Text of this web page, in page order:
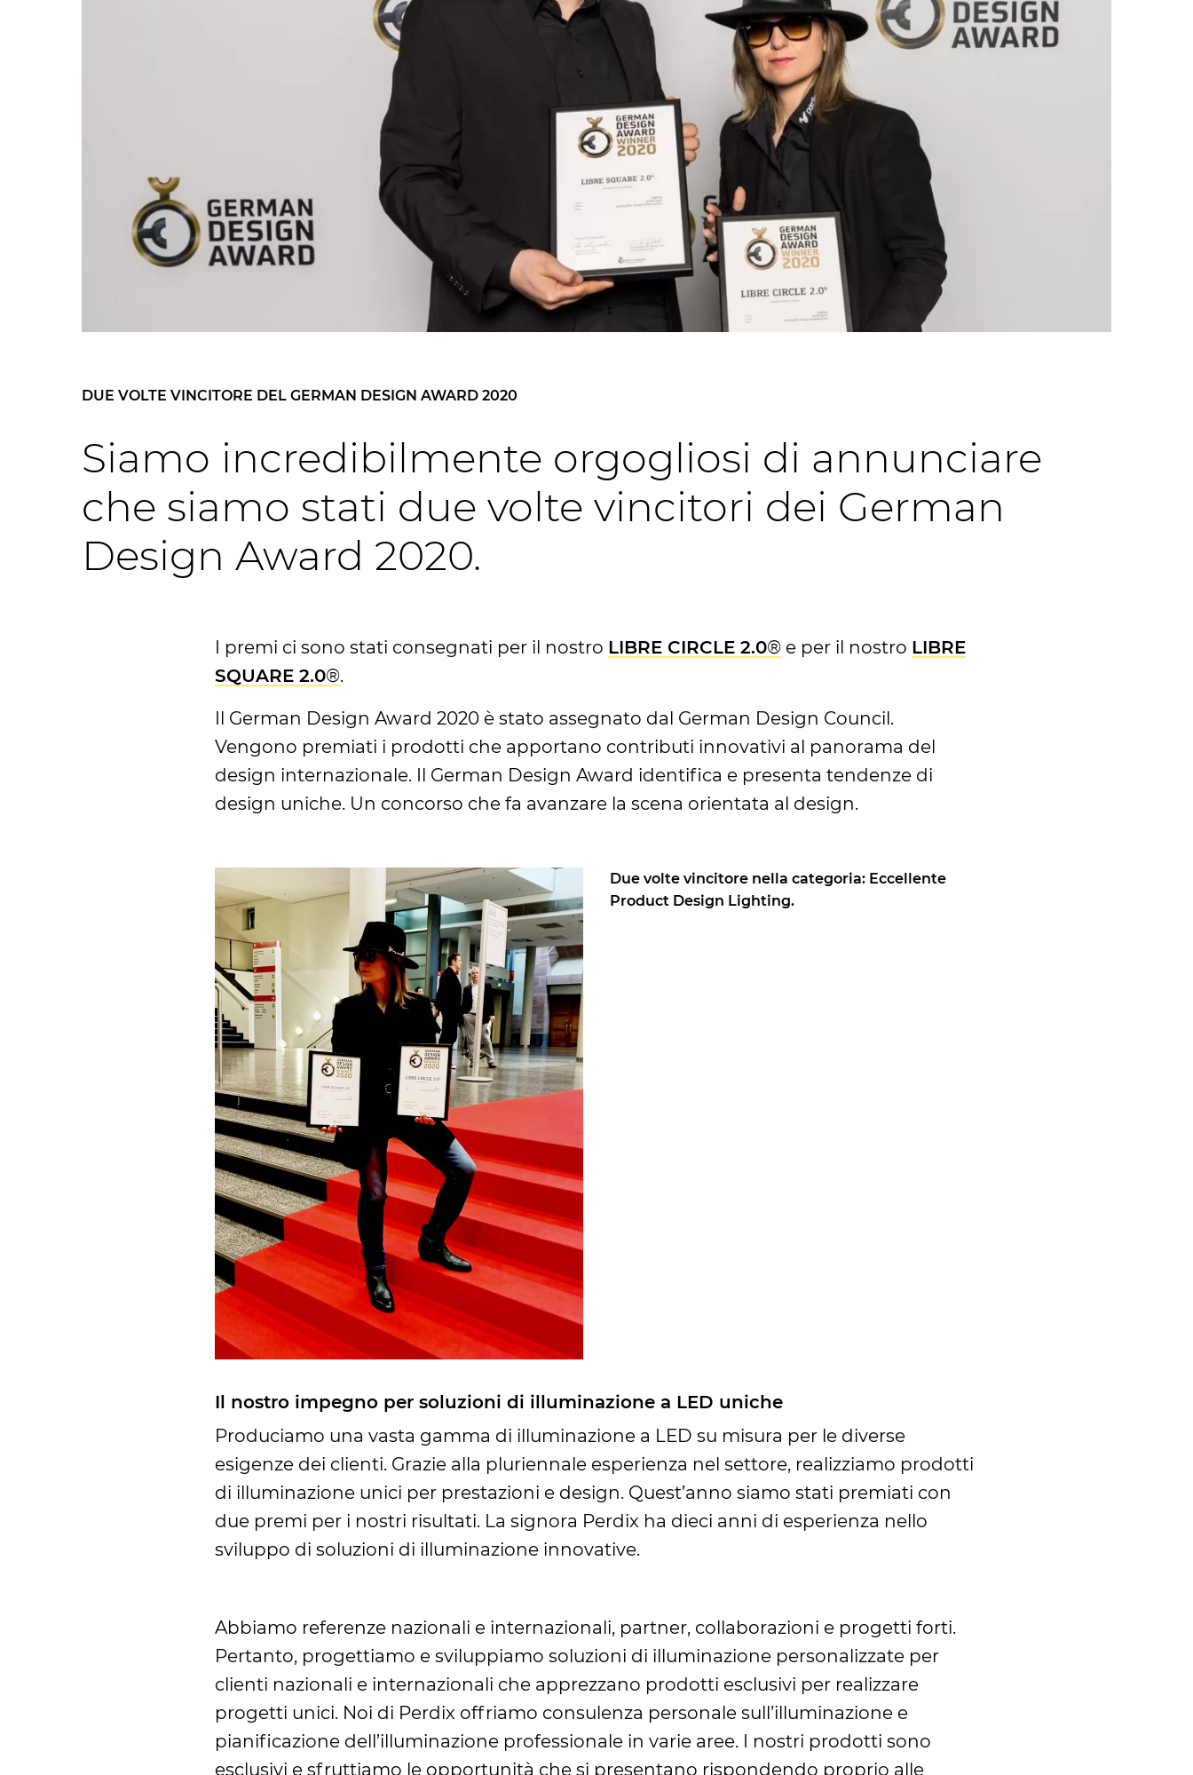
DUE VOLTE VINCITORE DEL GERMAN DESIGN AWARD 2020
Siamo incredibilmente orgogliosi di annunciare
che siamo stati due volte vincitori dei German
Design Award 2020.
I premi ci sono stati consegnati per il nostro LIBRE CIRCLE 2.0® e per il nostro LIBRE
SQUARE 2.0®.
Il German Design Award 2020 è stato assegnato dal German Design Council.
Vengono premiati i prodotti che apportano contributi innovativi al panorama del
design internazionale. Il German Design Award identifica e presenta tendenze di
design uniche. Un concorso che fa avanzare la scena orientata al design.
Due volte vincitore nella categoria: Eccellente
Product Design Lighting.
Il nostro impegno per soluzioni di illuminazione a LED uniche
Produciamo una vasta gamma di illuminazione a LED su misura per le diverse
esigenze dei clienti. Grazie alla pluriennale esperienza nel settore, realizziamo prodotti
di illuminazione unici per prestazioni e design. Quest’anno siamo stati premiati con
due premi per i nostri risultati. La signora Perdix ha dieci anni di esperienza nello
sviluppo di soluzioni di illuminazione innovative.
Abbiamo referenze nazionali e internazionali, partner, collaborazioni e progetti forti.
Pertanto, progettiamo e sviluppiamo soluzioni di illuminazione personalizzate per
clienti nazionali e internazionali che apprezzano prodotti esclusivi per realizzare
progetti unici. Noi di Perdix offriamo consulenza personale sull’illuminazione e
pianificazione dell’illuminazione professionale in varie aree. I nostri prodotti sono
esclusivi e sfruttiamo le opportunità che si presentano rispondendo proprio alle